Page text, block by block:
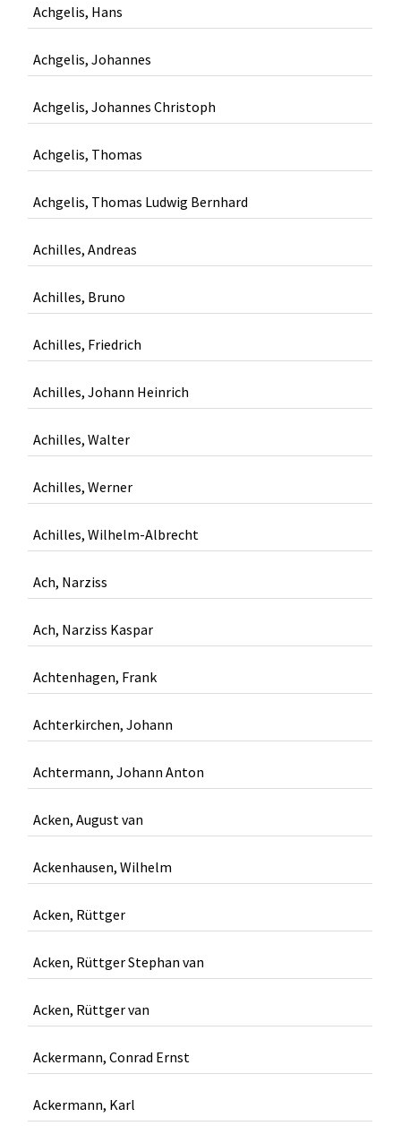
Achgelis, Hans
Achgelis, Johannes
Achgelis, Johannes Christoph
Achgelis, Thomas
Achgelis, Thomas Ludwig Bernhard
Achilles, Andreas
Achilles, Bruno
Achilles, Friedrich
Achilles, Johann Heinrich
Achilles, Walter
Achilles, Werner
Achilles, Wilhelm-Albrecht
Ach, Narziss
Ach, Narziss Kaspar
Achtenhagen, Frank
Achterkirchen, Johann
Achtermann, Johann Anton
Acken, August van
Ackenhausen, Wilhelm
Acken, Rüttger
Acken, Rüttger Stephan van
Acken, Rüttger van
Ackermann, Conrad Ernst
Ackermann, Karl